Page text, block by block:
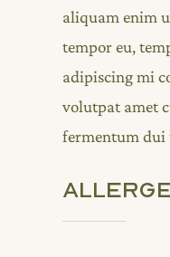
aliquam enim
tempor eu,
adipiscing mi
volutpat amet
fermentum dui